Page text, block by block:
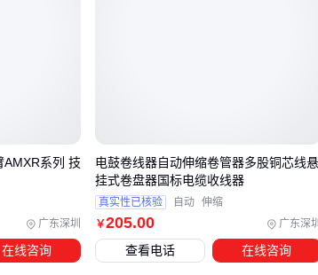
为通用型伺服驱动器，其适配性主要体现在以下
工线：对位置控制要求严格的数控机床、激光切割
关注驱动器的分辨率与响应速度
广东深圳
AMXR系列 技
在线咨询
￥205.00 广东深圳
电鼓卷线器自动伸缩卷管器多股铜芯线悬
挂式卷盘器国标电缆收线器
真实性已核验 自动 伸缩
查看电话 在线咨询